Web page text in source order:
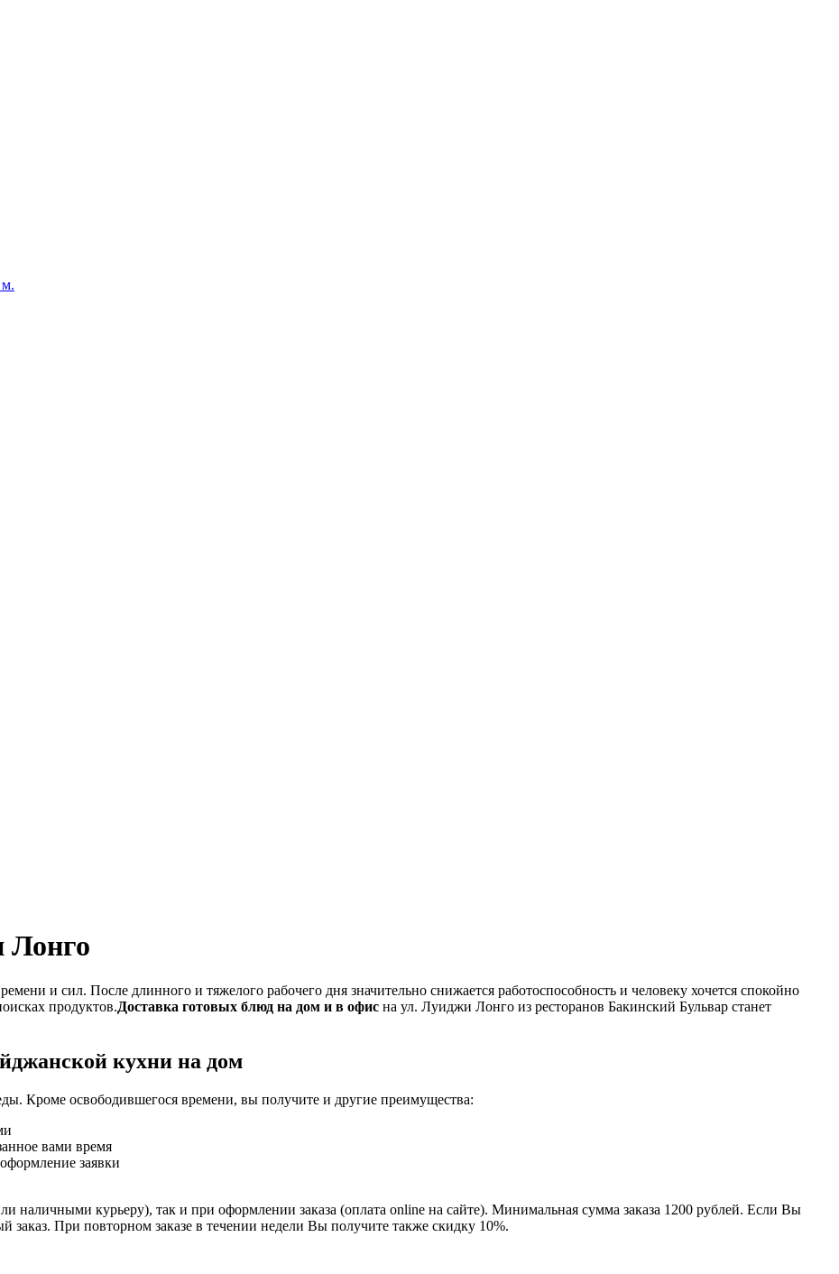
Лонго
и сил. После длинного и тяжелого рабочего дня значительно снижается работоспособность и человеку хочется спокойно
продуктов.Доставка готовых блюд на дом и в офис на ул. Луиджи Лонго из ресторанов Бакинский Бульвар станет
кухни на дом
Кроме освободившегося времени, вы получите и другие преимущества:
вами время
заявки
наличными курьеру), так и при оформлении заказа (оплата online на сайте). Минимальная сумма заказа 1200 рублей. Если Вы
заказ. При повторном заказе в течении недели Вы получите также скидку 10%.